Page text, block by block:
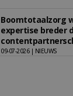
Boomtotaalzorg
expertise breder
09-07-2026 | NIEUWS